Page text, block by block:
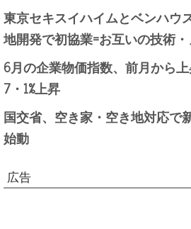
東京セキスイハイムとベンハウ
地開発で初協業=お互いの技術
6月の企業物価指数、前月から
7・1%上昇
国交省、空き家・空き地対応で
始動
広告